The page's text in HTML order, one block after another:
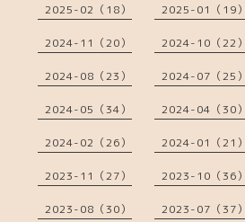
2025-02（18） 2025-01（19）
2024-11（20） 2024-10（22）
2024-08（23） 2024-07（25）
2024-05（34） 2024-04（30）
2024-02（26） 2024-01（21）
2023-11（27） 2023-10（36）
2023-08（30） 2023-07（37）